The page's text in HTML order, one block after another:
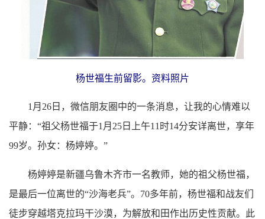
杨世福生前留影。资料照片
1月26日，微信朋友圈中的一条消息，让我的心情难以
平静：“祖父杨世福于1月25日上午11时14分安详离世，享年
99岁。孙女：杨婷婷。”
杨婷婷是新疆乌鲁木齐市一名教师，她的祖父杨世福，
是最后一位离世的“沙海老兵”。70多年前，杨世福和战友们
徒步穿越塔克拉玛干沙漠，为解放和田作出历史性贡献。此